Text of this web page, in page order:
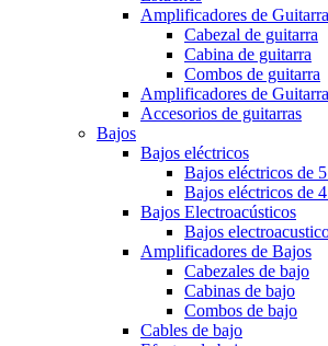
Amplificadores de Guitarra
Cabezal de guitarra
Cabina de guitarra
Combos de guitarra
Amplificadores de
Accesorios de guitarras
Bajos
Bajos eléctricos
Bajos eléctricos de
Bajos eléctricos de
Bajos Electroacústicos
Bajos
Amplificadores de Bajos
Cabezales de bajo
Cabinas de bajo
Combos de bajo
Cables de bajo